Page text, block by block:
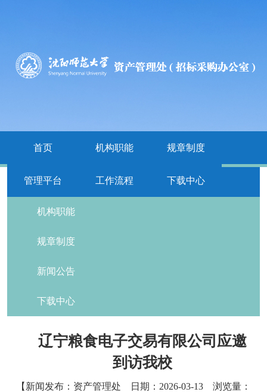
首页 机构职能 规章制度
管理平台 工作流程 下载中心
栏目导航
机构职能
规章制度
新闻公告
下载中心
辽宁粮食电子交易有限公司应邀
到访我校
【新闻发布：资产管理处 日期：2026-03-13 浏览量：